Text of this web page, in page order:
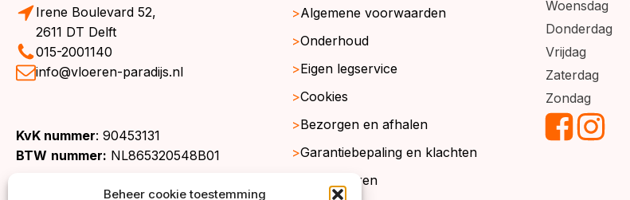
Beheer cookie toestemming
Irene Boulevard 52,
2611 DT Delft
015-2001140
info@vloeren-paradijs.nl
KvK nummer: 90453131
BTW nummer: NL865320548B01
Algemene voorwaarden
Onderhoud
Eigen legservice
Cookies
Bezorgen en afhalen
Garantiebepaling en klachten
Retourneren
Woensdag
Donderdag
Vrijdag
Zaterdag
Zondag